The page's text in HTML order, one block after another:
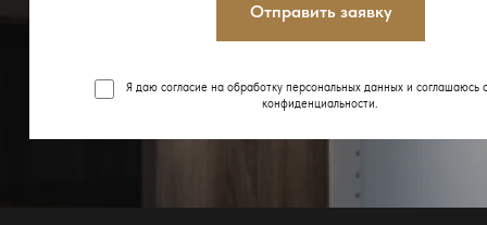
Отправить заявку
Я даю согласие на обработку персональных данных и соглашаюсь
конфиденциальности.